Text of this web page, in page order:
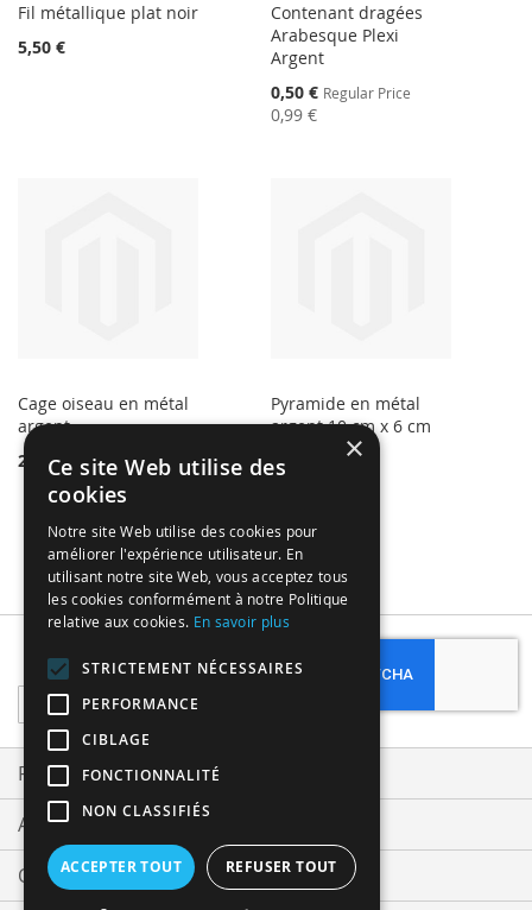
Fil métallique plat noir
5,50 €
Contenant dragées
Arabesque Plexi
Argent
Special
Price
0,50 € Regular Price
0,99 €
Cage oiseau en métal
argent
2,50 €
Pyramide en métal
argent 10 cm x 6 cm
2,50 €
Sign
Up
for
Our
Newsletter:
Subscribe
Privacy and Cookie Policy
Advanced Search
Orders and Returns
×
Ce site Web utilise des
cookies
Notre site Web utilise des cookies pour
améliorer l'expérience utilisateur. En
utilisant notre site Web, vous acceptez tous
les cookies conformément à notre Politique
relative aux cookies. En savoir plus
STRICTEMENT NÉCESSAIRES
PERFORMANCE
CIBLAGE
FONCTIONNALITÉ
NON CLASSIFIÉS
ACCEPTER TOUT REFUSER TOUT